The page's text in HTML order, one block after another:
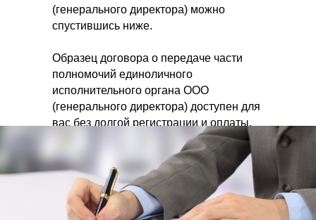
(генерального директора) можно
спустившись ниже.
Образец договора о передаче части
полномочий единоличного
исполнительного органа ООО
(генерального директора) доступен для
вас без долгой регистрации и оплаты.
Вы можете связаться с нашим Центром
по телефону в городе Иркутске +7
(3952) 200–464, если Вам необходимы
юридические или бухгалтерские услуги.